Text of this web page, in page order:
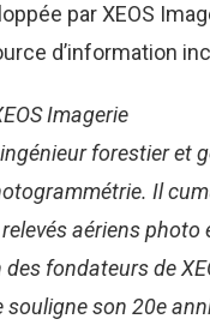
par XEOS
d’information
Imagerie
forestier et
Il
relevés aériens photo
des fondateurs de
souligne son 20e